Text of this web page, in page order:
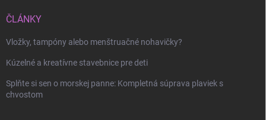
ČLÁNKY
Vložky, tampóny alebo menštruačné nohavičky?
Kúzelné a kreatívne stavebnice pre deti
Splňte si sen o morskej panne: Kompletná súprava plaviek s
chvostom